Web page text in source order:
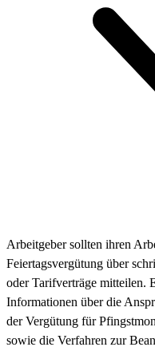
Arbeitgeber sollten ihren
Feiertagsvergütung über
oder Tarifverträge mitteilen.
Informationen über die
der Vergütung für
sowie die Verfahren zur